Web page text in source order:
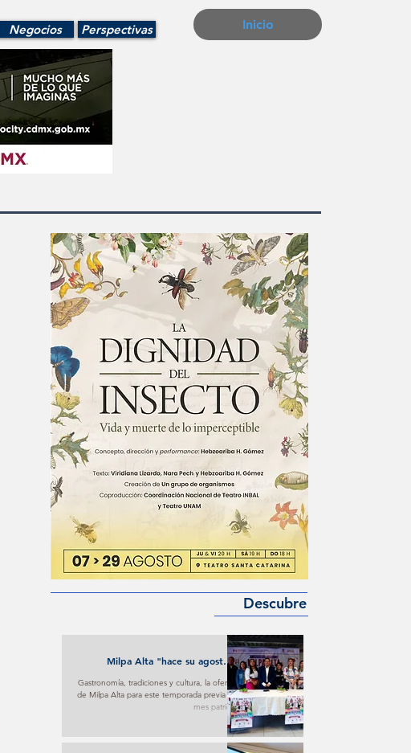
Negocios Perspectivas Inicio
Milpa Alta "hace su agosto"
Gastronomía, tradiciones y cultura, la oferta
de Milpa Alta para este temporada previa al
mes patrio.
Descubre